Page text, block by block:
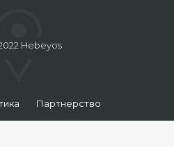
Hebeyos
Партнерство